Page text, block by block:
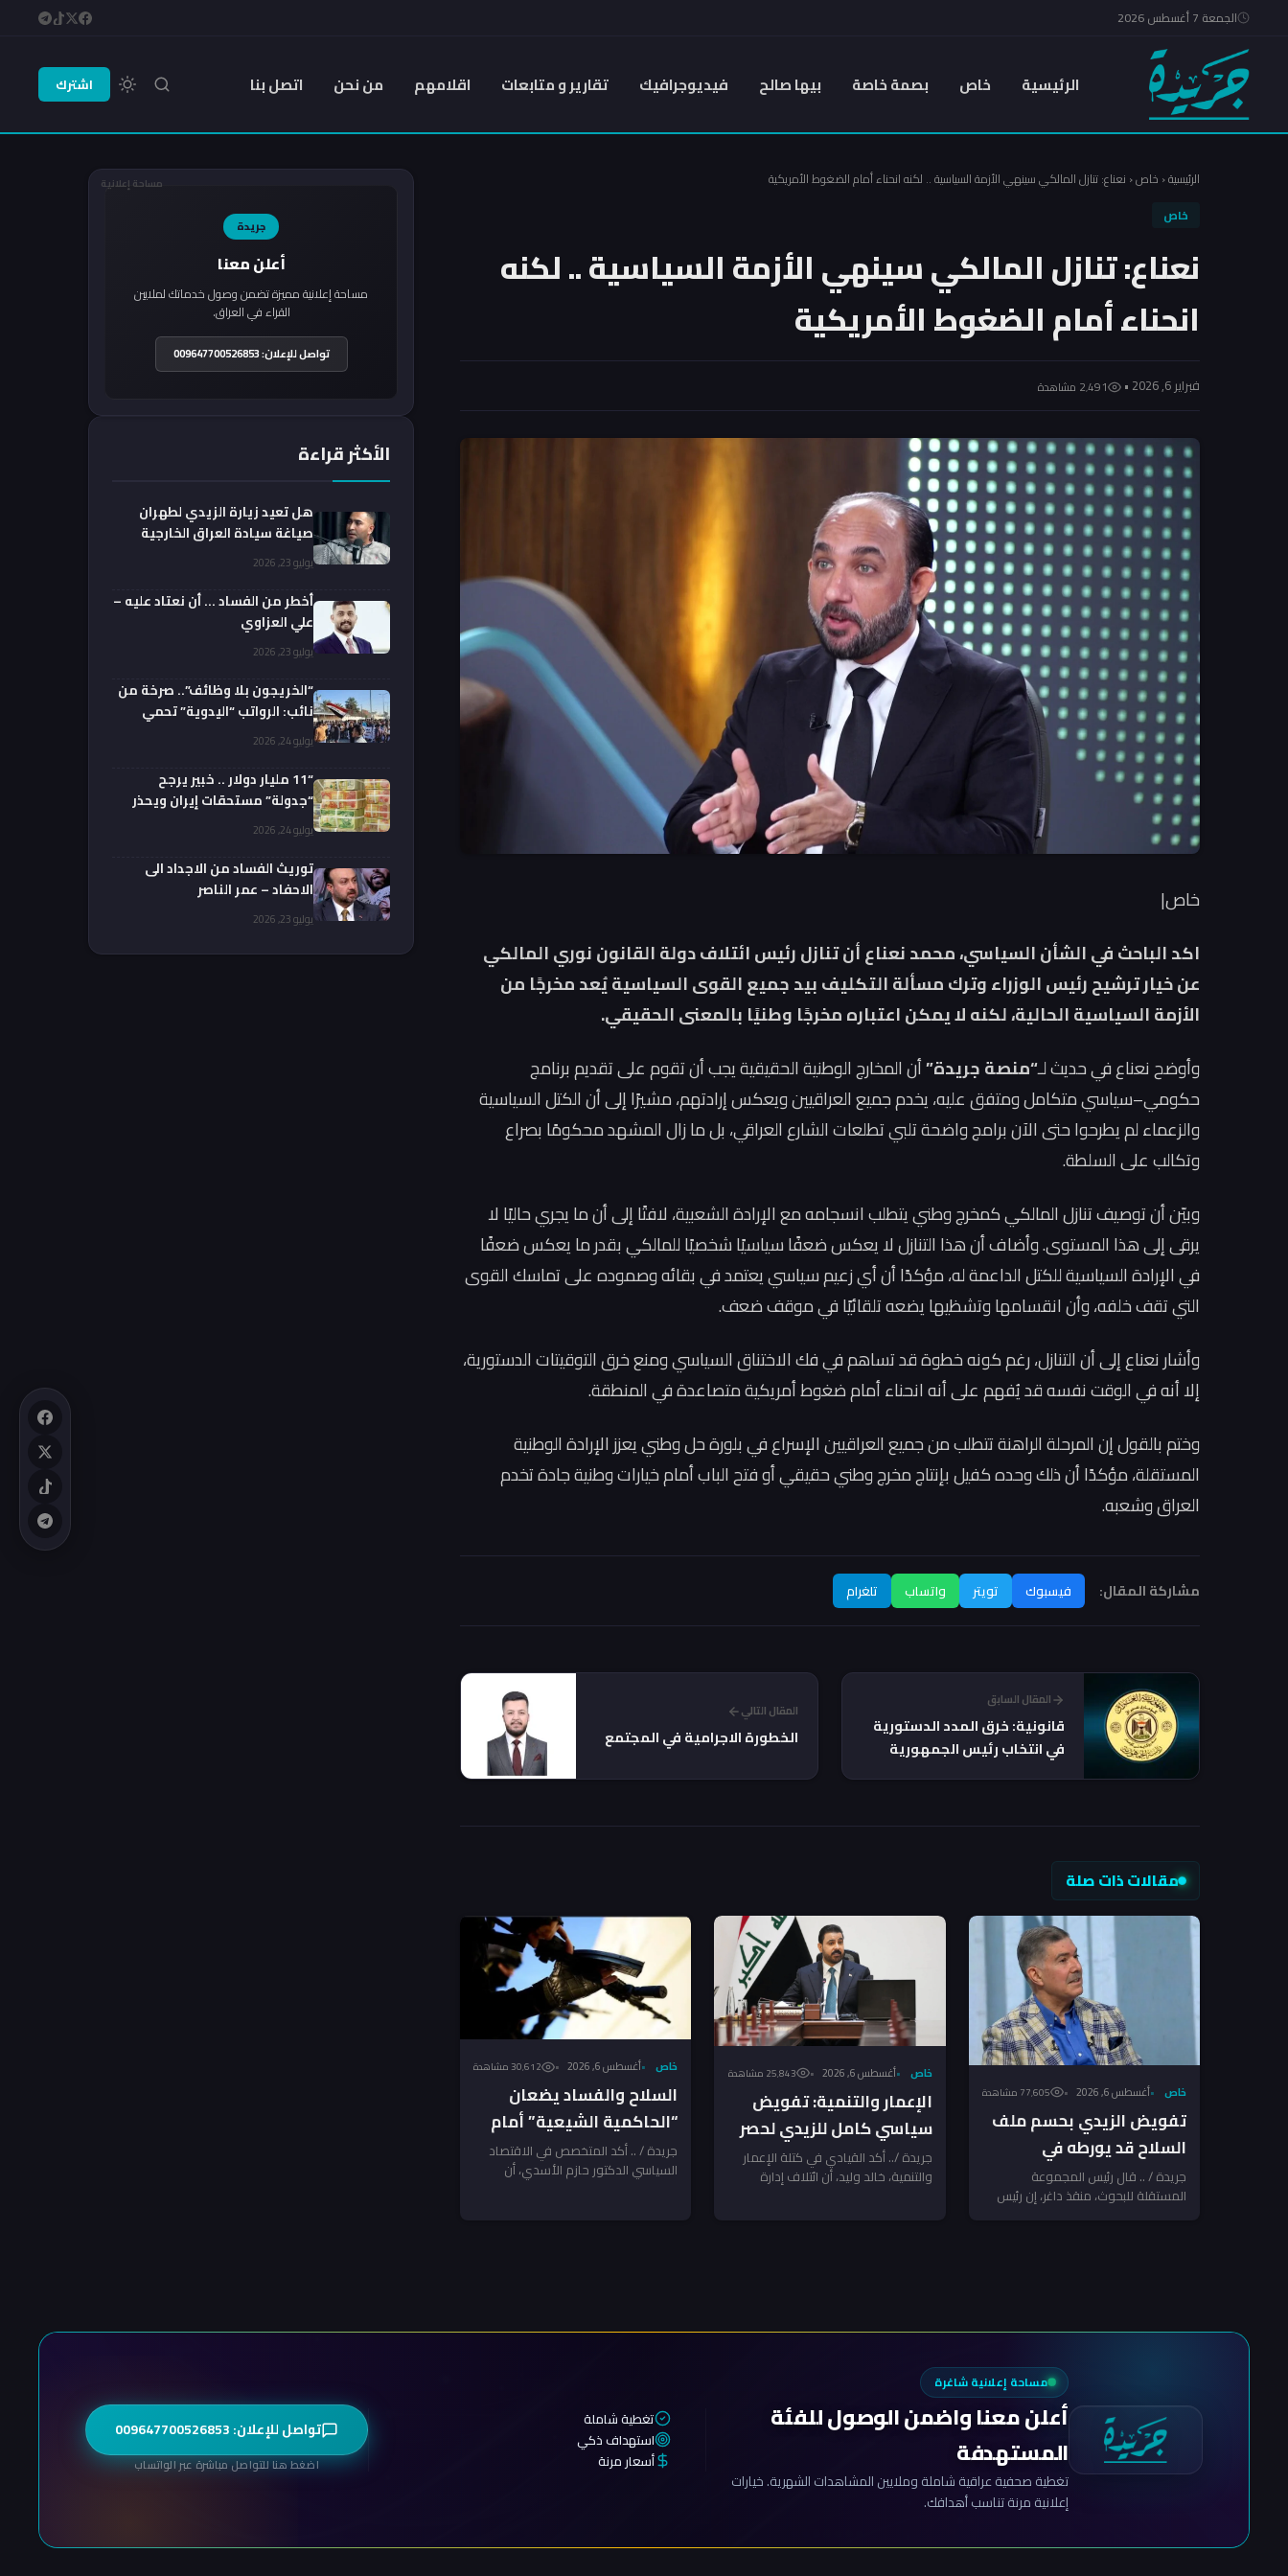
الجمعة 7 أغسطس 2026
الرئيسية خاص بصمة خاصة بيها صالح فيديوجرافيك تقارير و متابعات اقلامهم من نحن اتصل بنا اشترك
الرئيسية‹ خاص‹ نعناع: تنازل المالكي سينهي الأزمة السياسية .. لكنه انحناء أمام الضغوط الأمريكية
خاص
نعناع: تنازل المالكي سينهي الأزمة السياسية .. لكنه
انحناء أمام الضغوط الأمريكية
فبراير 6, 2026 • 2٬491 مشاهدة
خاص|
اكد الباحث في الشأن السياسي، محمد نعناع أن تنازل رئيس ائتلاف دولة القانون نوري المالكي
عن خيار ترشيح رئيس الوزراء وترك مسألة التكليف بيد جميع القوى السياسية يُعد مخرجًا من
الأزمة السياسية الحالية، لكنه لا يمكن اعتباره مخرجًا وطنيًا بالمعنى الحقيقي.
وأوضح نعناع في حديث لـ“منصة جريدة”أن المخارج الوطنية الحقيقية يجب أن تقوم على تقديم برنامج
حكومي–سياسي متكامل ومتفق عليه، يخدم جميع العراقيين ويعكس إرادتهم، مشيرًا إلى أن الكتل السياسية
والزعماء لم يطرحوا حتى الآن برامج واضحة تلبي تطلعات الشارع العراقي، بل ما زال المشهد محكومًا بصراع
وتكالب على السلطة.
وبيّن أن توصيف تنازل المالكي كمخرج وطني يتطلب انسجامه مع الإرادة الشعبية، لافتًا إلى أن ما يجري حاليًا لا
يرقى إلى هذا المستوى. وأضاف أن هذا التنازل لا يعكس ضعفًا سياسيًا شخصيًا للمالكي بقدر ما يعكس ضعفًا
في الإرادة السياسية للكتل الداعمة له، مؤكدًا أن أي زعيم سياسي يعتمد في بقائه وصموده على تماسك القوى
التي تقف خلفه، وأن انقسامها وتشظيها يضعه تلقائيًا في موقف ضعف.
وأشار نعناع إلى أن التنازل، رغم كونه خطوة قد تساهم في فك الاختناق السياسي ومنع خرق التوقيتات الدستورية،
إلا أنه في الوقت نفسه قد يُفهم على أنه انحناء أمام ضغوط أمريكية متصاعدة في المنطقة.
وختم بالقول إن المرحلة الراهنة تتطلب من جميع العراقيين الإسراع في بلورة حل وطني يعزز الإرادة الوطنية
المستقلة، مؤكدًا أن ذلك وحده كفيل بإنتاج مخرج وطني حقيقي أو فتح الباب أمام خيارات وطنية جادة تخدم
العراق وشعبه.
مشاركة المقال: فيسبوك تويتر واتساب تلغرام
المقال السابق
قانونية: خرق المدد الدستورية
في انتخاب رئيس الجمهورية
المقال التالي
الخطورة الاجرامية في المجتمع
مقالات ذات صلة
خاص أغسطس 6, 2026 77٬605 مشاهدة
تفويض الزيدي بحسم ملف
السلاح قد يورطه في
مواجهة مع الفصائل
المرتبطة بإيران ـ منقذ داغر
جريدة / .. قال رئيس المجموعة
المستقلة للبحوث، منقذ داغر، إن رئيس
خاص أغسطس 6, 2026 25٬843 مشاهدة
الإعمار والتنمية: تفويض
سياسي كامل للزيدي لحصر
السلاح بعد أيلول.. ومكافحة
الإرهاب تنتظر المخالفين!
جريدة /.. أكد القيادي في كتلة الإعمار
والتنمية، خالد وليد، أن ائتلاف إدارة
خاص أغسطس 6, 2026 30٬612 مشاهدة
السلاح والفساد يضعان
“الحاكمية الشيعية” أمام
فرصتها الأخيرة ـ تحليل
الاسدي
جريدة / .. أكد المتخصص في الاقتصاد
السياسي الدكتور حازم الأسدي، أن
مساحة إعلانية
جريدة
أعلن معنا
مساحة إعلانية مميزة تضمن وصول خدماتك لملايين
القراء في العراق.
تواصل للإعلان: 009647700526853
الأكثر قراءة
هل تعيد زيارة الزيدي لطهران
صياغة سيادة العراق الخارجية
فعليا؟.. باحث يوضحيوليو 23, 2026
أخطر من الفساد … أن نعتاد عليه –
علي العزاوي
يوليو 23, 2026
“الخريجون بلا وظائف”.. صرخة من
نائب: الرواتب “اليدوية” تحمي
الفضائيين!يوليو 24, 2026
“11 مليار دولار .. خبير يرجح
“جدولة” مستحقات إيران ويحذر
من السداد الفورييوليو 24, 2026
توريث الفساد من الاجداد الى
الاحفاد – عمر الناصر
يوليو 23, 2026
مساحة إعلانية شاغرة
أعلن معنا واضمن الوصول للفئة
المستهدفة
تغطية صحفية عراقية شاملة وملايين المشاهدات الشهرية. خيارات
إعلانية مرنة تناسب أهدافك.
تغطية شاملة
استهداف ذكي
أسعار مرنة
تواصل للإعلان: 009647700526853
اضغط هنا للتواصل مباشرة عبر الواتساب